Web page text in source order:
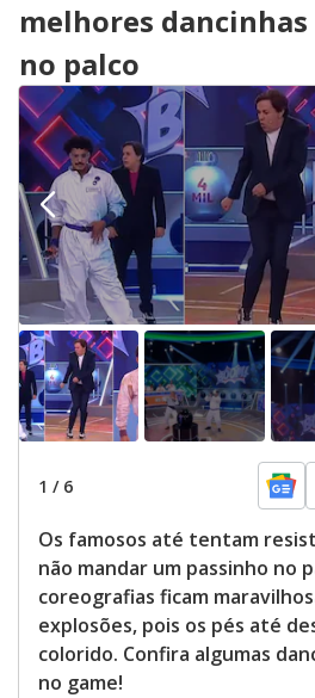
melhores
no palco
1 / 6
Os famosos até tentam
não mandar um passinho no
coreografias ficam
explosões, pois os pés até
colorido. Confira algumas
no game!